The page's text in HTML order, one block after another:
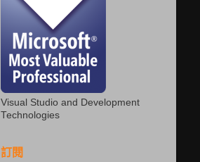
Visual Studio and Development
Technologies
訂閱